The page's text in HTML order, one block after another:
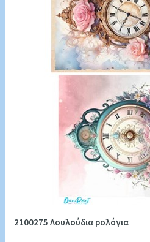
2100275 Λουλούδια ρολόγια